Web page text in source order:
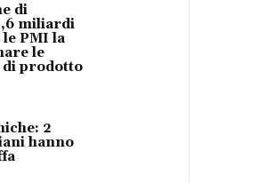
di
miliardi
PMI la
le
prodotto
2
hanno